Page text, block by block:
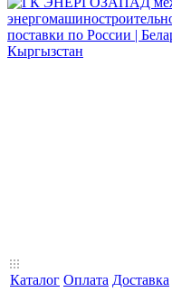
Каталог Оплата Доставка